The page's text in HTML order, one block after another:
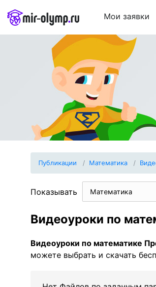
Мои заявки
Публикации Математика
Показывать Математика
Видеоуроки по
Видеоуроки по математике
можете выбрать и скачать